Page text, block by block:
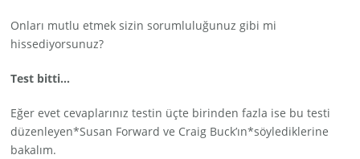
Onları mutlu etmek sizin sorumluluğunuz gibi mi
hissediyorsunuz?
Test bitti…
Eğer evet cevaplarınız testin üçte birinden fazla ise bu testi
düzenleyen*Susan Forward ve Craig Buck’ın*söylediklerine
bakalım.